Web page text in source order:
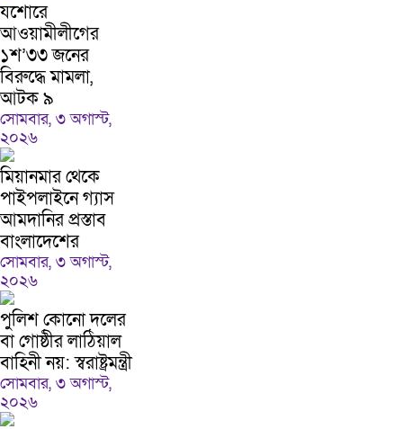
যশোরে
আওয়ামীলীগের
১শ’৩৩ জনের
বিরুদ্ধে মামলা,
আটক ৯
সোমবার, ৩ অগাস্ট,
২০২৬
মিয়ানমার থেকে
পাইপলাইনে গ্যাস
আমদানির প্রস্তাব
বাংলাদেশের
সোমবার, ৩ অগাস্ট,
২০২৬
পুলিশ কোনো দলের
বা গোষ্ঠীর লাঠিয়াল
বাহিনী নয়: স্বরাষ্ট্রমন্ত্রী
সোমবার, ৩ অগাস্ট,
২০২৬